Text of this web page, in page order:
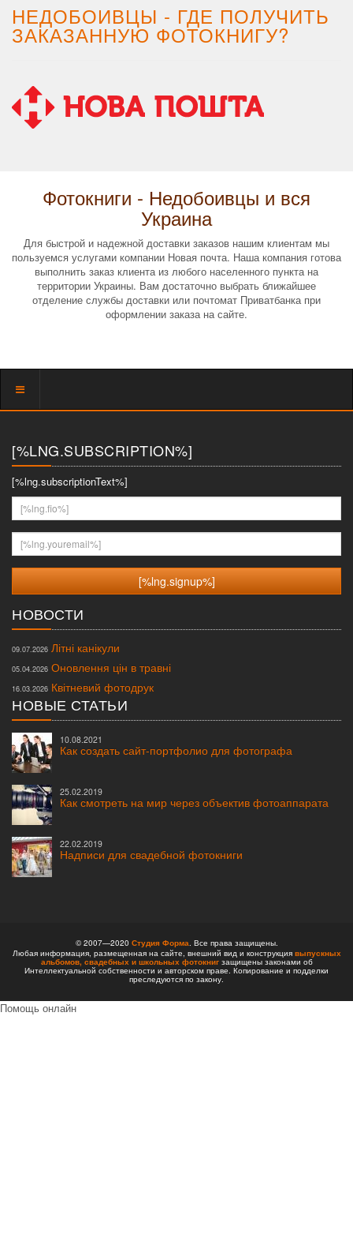
НЕДОБОИВЦЫ - ГДЕ ПОЛУЧИТЬ
ЗАКАЗАННУЮ ФОТОКНИГУ?
Фотокниги - Недобоивцы и вся
Украина
Для быстрой и надежной доставки заказов нашим клиентам мы
пользуемся услугами компании Новая почта. Наша компания готова
выполнить заказ клиента из любого населенного пункта на
территории Украины. Вам достаточно выбрать ближайшее
отделение службы доставки или почтомат Приватбанка при
оформлении заказа на сайте.
Показать
[%LNG.SUBSCRIPTION%]
[%lng.subscriptionText%]
[%lng.fio%]
[%lng.youremail%]
НОВОСТИ
09.07.2026 Літні канікули
05.04.2026 Оновлення цін в травні
16.03.2026 Квітневий фотодрук
НОВЫЕ СТАТЬИ
10.08.2021
Как создать сайт-портфолио для фотографа
25.02.2019
Как смотреть на мир через объектив фотоаппарата
22.02.2019
Надписи для свадебной фотокниги
© 2007—2020 Студия Форма . Все права защищены.
Любая информация, размещенная на сайте, внешний вид и конструкция выпускных
альбомов, свадебных и школьных фотокнигзащищены законами об
Интеллектуальной собственности и авторском праве. Копирование и подделки
преследуются по закону.
Помощь онлайн